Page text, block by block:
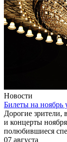
Новости
Билеты на ноябрь
Дорогие зрители,
и концерты
полюбившиеся
07 августа